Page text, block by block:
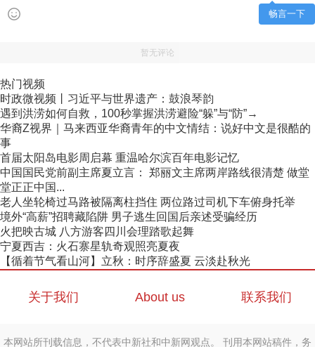
畅言一下
暂无评论
热门视频
时政微视频丨习近平与世界遗产：鼓浪琴韵
遇到洪涝如何自救，100秒掌握洪涝避险“躲”与“防”→
华裔Z视界｜马来西亚华裔青年的中文情结：说好中文是很酷的
事
首届太阳岛电影周启幕 重温哈尔滨百年电影记忆
中国国民党前副主席夏立言： 郑丽文主席两岸路线很清楚 做堂
堂正正中国...
老人坐轮椅过马路被隔离柱挡住 两位路过司机下车俯身托举
境外“高薪”招聘藏陷阱 男子逃生回国后亲述受骗经历
火把映古城 八方游客四川会理踏歌起舞
宁夏西吉：火石寨星轨奇观照亮夏夜
【循着节气看山河】立秋：时序辞盛夏 云淡赴秋光
关于我们 About us 联系我们
本网站所刊载信息，不代表中新社和中新网观点。 刊用本网站稿件，务